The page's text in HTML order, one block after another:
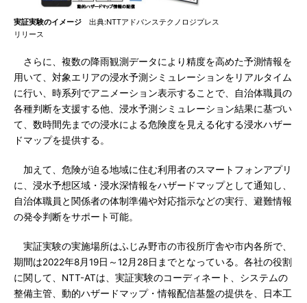
実証実験のイメージ 出典:NTTアドバンステクノロジプレス
リリース
さらに、複数の降雨観測データにより精度を高めた予測情報を
用いて、対象エリアの浸水予測シミュレーションをリアルタイム
に行い、時系列でアニメーション表示することで、自治体職員の
各種判断を支援する他、浸水予測シミュレーション結果に基づい
て、数時間先までの浸水による危険度を見える化する浸水ハザー
ドマップを提供する。
加えて、危険が迫る地域に住む利用者のスマートフォンアプリ
に、浸水予想区域・浸水深情報をハザードマップとして通知し、
自治体職員と関係者の体制準備や対応指示などの実行、避難情報
の発令判断をサポート可能。
実証実験の実施場所はふじみ野市の市役所庁舎や市内各所で、
期間は2022年8月19日～12月28日までとなっている。各社の役割
に関して、NTT-ATは、実証実験のコーディネート、システムの
整備主管、動的ハザードマップ・情報配信基盤の提供を、日本工